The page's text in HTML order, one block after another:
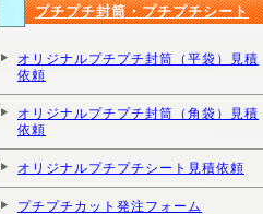
プチプチ封筒・プチプチシート
オリジナルプチプチ封筒（平袋）見積
依頼
オリジナルプチプチ封筒（角袋）見積
依頼
オリジナルプチプチシート見積依頼
プチプチカット発注フォーム